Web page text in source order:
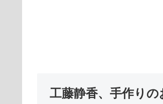
工藤静香、手作り